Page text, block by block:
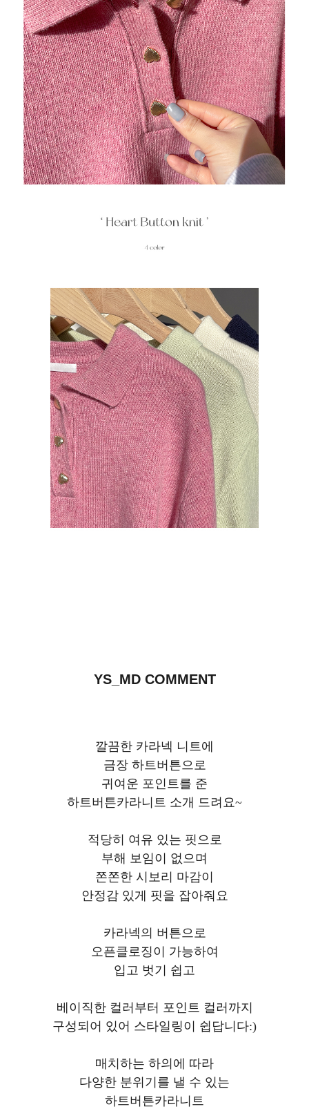
YS_MD COMMENT
깔끔한 카라넥 니트에
금장 하트버튼으로
귀여운 포인트를 준
하트버튼카라니트 소개 드려요~
적당히 여유 있는 핏으로
부해 보임이 없으며
쫀쫀한 시보리 마감이
안정감 있게 핏을 잡아줘요
카라넥의 버튼으로
오픈클로징이 가능하여
입고 벗기 쉽고
베이직한 컬러부터 포인트 컬러까지
구성되어 있어 스타일링이 쉽답니다:)
매치하는 하의에 따라
다양한 분위기를 낼 수 있는
하트버튼카라니트